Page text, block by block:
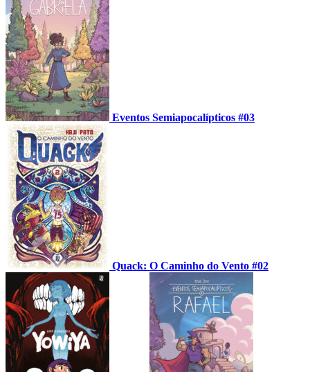
Eventos Semiapocalípticos #03
Quack: O Caminho do Vento #02